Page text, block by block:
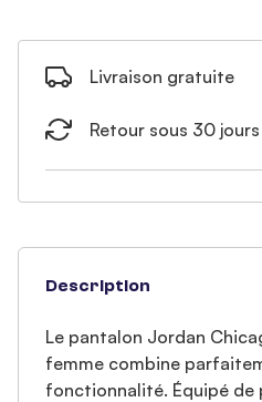
Livraison gratuite
Retour sous 30 jours
Description
Le pantalon Jordan
femme combine
fonctionnalité. Équipé de